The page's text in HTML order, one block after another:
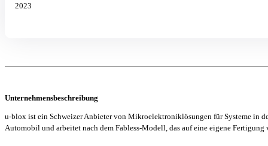
2023
Unternehmensbeschreibung
u-blox ist ein Schweizer Anbieter von Mikroelektroniklösungen für Systeme in
Automobil und arbeitet nach dem Fabless-Modell, das auf eine eigene